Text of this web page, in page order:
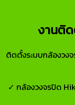
งานติ
ติดตั้งระบบกล้องวง
✓ กล้องวงจรปิด